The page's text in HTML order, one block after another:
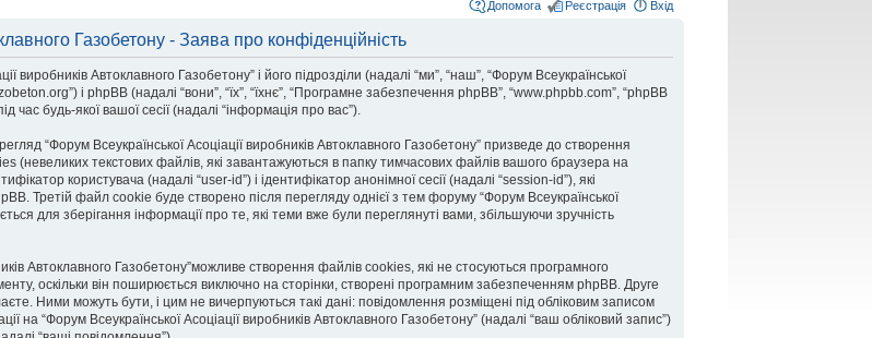
Допомога Реєстрація Вхід
Газобетону - Заява про конфіденційність
виробників Автоклавного Газобетону” і його підрозділи (надалі “ми”, “наш”, “Форум Всеукраїнської
і phpBB (надалі “вони”, “їх”, “їхнє”, “Програмне забезпечення phpBB”, “www.phpbb.com”, “phpBB
будь-якої вашої сесії (надалі “інформація про вас”).
“Форум Всеукраїнської Асоціації виробників Автоклавного Газобетону” призведе до створення
(невеликих текстових файлів, які завантажуються в папку тимчасових файлів вашого браузера на
користувача (надалі “user-id”) і ідентифікатор анонімної сесії (надалі “session-id”), які
Третій файл cookie буде створено після перегляду однієї з тем форуму “Форум Всеукраїнської
для зберігання інформації про те, які теми вже були переглянуті вами, збільшуючи зручність
Автоклавного Газобетону”можливе створення файлів cookies, які не стосуються програмного
оскільки він поширюється виключно на сторінки, створені програмним забезпеченням phpBB. Друге
Ними можуть бути, і цим не вичерпуються такі дані: повідомлення розміщені під обліковим записом
на “Форум Всеукраїнської Асоціації виробників Автоклавного Газобетону” (надалі “ваш обліковий запис”)